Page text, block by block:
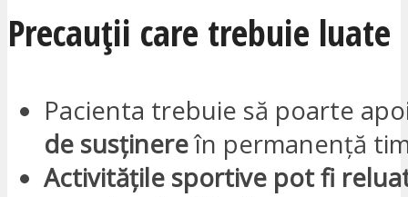
Precauții care trebuie luate
Pacienta trebuie să poarte
de susținereîn permanență
Activitățile sportive pot fi